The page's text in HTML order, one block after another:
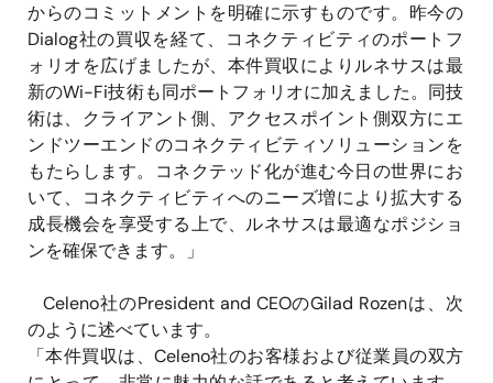
からのコミットメントを明確に示すものです。昨今の
Dialog社の買収を経て、コネクティビティのポートフ
ォリオを広げましたが、本件買収によりルネサスは最
新のWi-Fi技術も同ポートフォリオに加えました。同技
術は、クライアント側、アクセスポイント側双方にエ
ンドツーエンドのコネクティビティソリューションを
もたらします。コネクテッド化が進む今日の世界にお
いて、コネクティビティへのニーズ増により拡大する
成長機会を享受する上で、ルネサスは最適なポジショ
ンを確保できます。」
Celeno社のPresident and CEOのGilad Rozenは、次
のように述べています。
「本件買収は、Celeno社のお客様および従業員の双方